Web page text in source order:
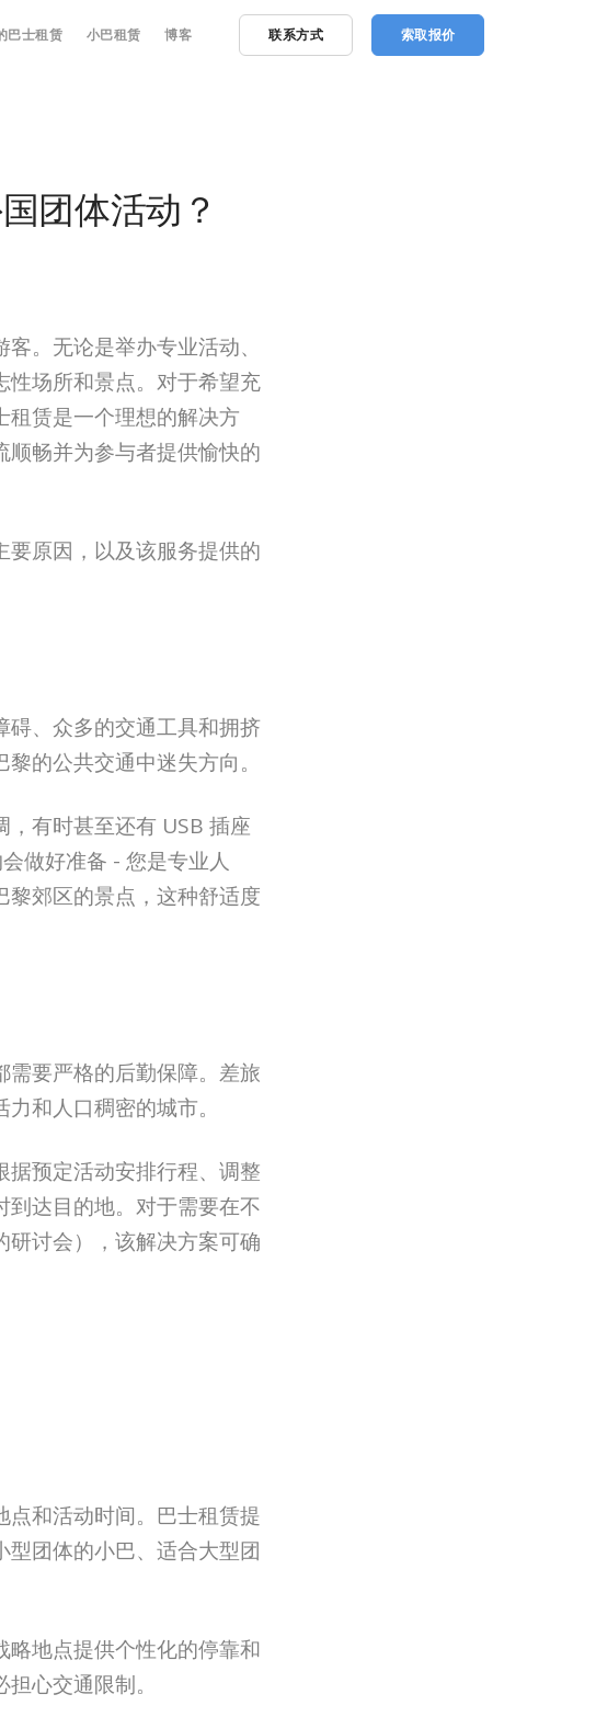
巴士租赁 小巴租赁 博客 联系方式 索取报价
团体活动？
。无论是举办专业活动、
性场所和景点。对于希望充
赁是一个理想的解决方
畅并为参与者提供愉快的
原因，以及该服务提供的
碍、众多的交通工具和拥挤
的公共交通中迷失方向。
有时甚至还有 USB 插座
做好准备 - 您是专业人
郊区的景点，这种舒适度
要严格的后勤保障。差旅
和人口稠密的城市。
预定活动安排行程、调整
达目的地。对于需要在不
讨会），该解决方案可确
和活动时间。巴士租赁提
团体的小巴、适合大型团
地点提供个性化的停靠和
心交通限制。